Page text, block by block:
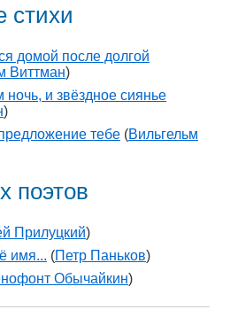
стихи
домой после долгой
Виттман)
и звёздное сиянье
)
тебе (Вильгельм
поэтов
Прилуцкий)
имя... (Петр Паньков)
Обычайкин)